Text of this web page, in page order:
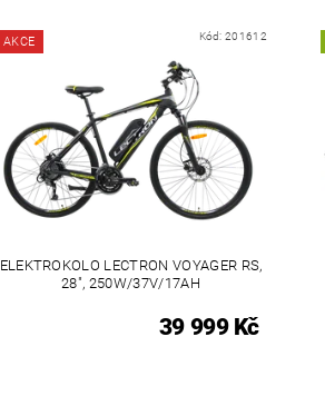
AKCE Kód:201612
ELEKTROKOLO LECTRON VOYAGER RS,
28", 250W/37V/17AH
39 999 Kč